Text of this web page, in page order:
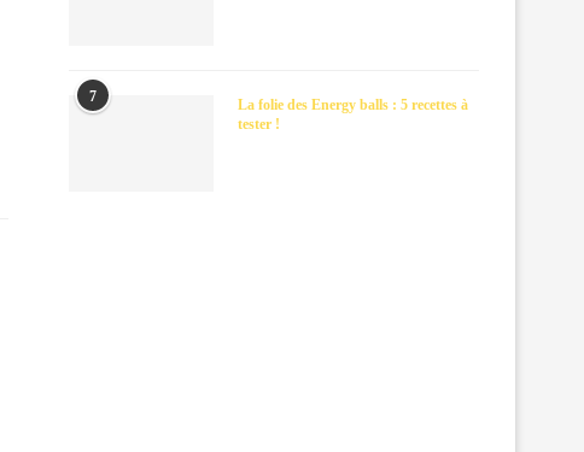
7
La folie des Energy balls : 5 recettes à
tester !